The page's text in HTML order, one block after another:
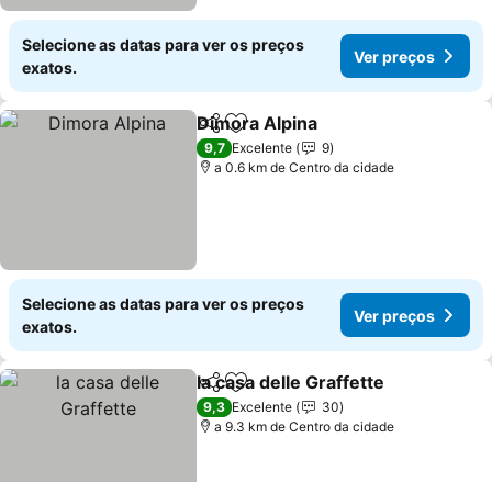
Selecione as datas para ver os preços
exatos.
Ver preços
PartilharAdicionar aos favoritos
Dimora Alpina
9,7 Excelente
9
a 0.6 km de Centro da cidade
Selecione as datas para ver os preços
exatos.
Ver preços
PartilharAdicionar aos favoritos
la casa delle Graffette
9,3 Excelente
30
a 9.3 km de Centro da cidade